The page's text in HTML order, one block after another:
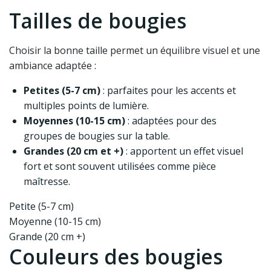
Tailles de bougies
Choisir la bonne taille permet un équilibre visuel et une
ambiance adaptée :
Petites (5-7 cm): parfaites pour les accents et
multiples points de lumière.
Moyennes (10-15 cm): adaptées pour des
groupes de bougies sur la table.
Grandes (20 cm et +): apportent un effet visuel
fort et sont souvent utilisées comme pièce
maîtresse.
Petite (5-7 cm)
Moyenne (10-15 cm)
Grande (20 cm +)
Couleurs des bougies